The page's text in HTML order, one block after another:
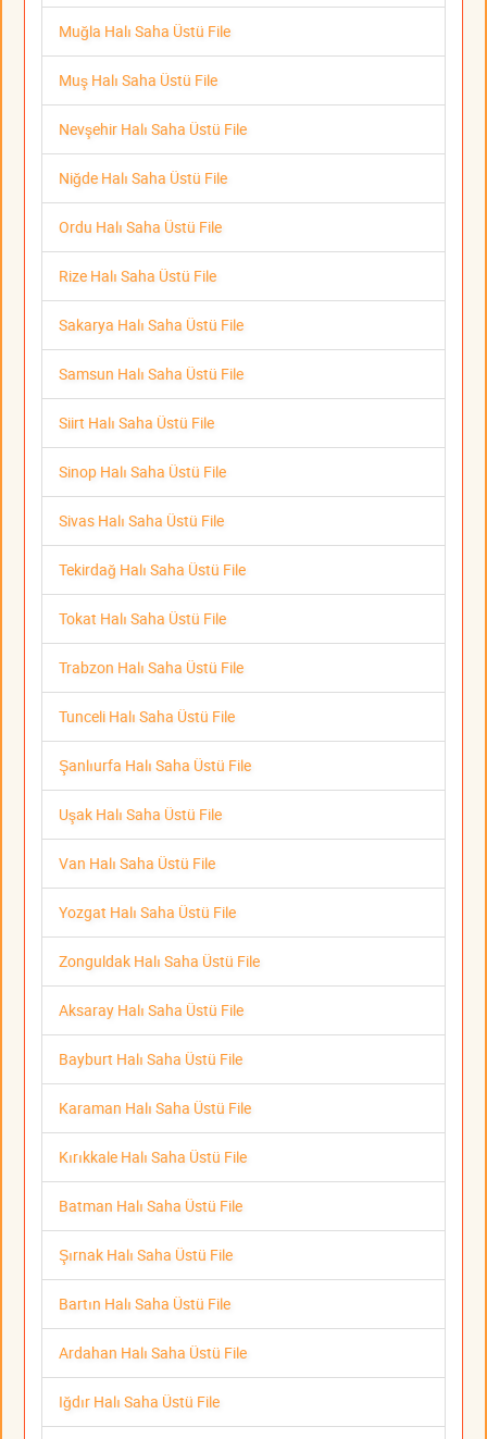
Muğla Halı Saha Üstü File
Muş Halı Saha Üstü File
Nevşehir Halı Saha Üstü File
Niğde Halı Saha Üstü File
Ordu Halı Saha Üstü File
Rize Halı Saha Üstü File
Sakarya Halı Saha Üstü File
Samsun Halı Saha Üstü File
Siirt Halı Saha Üstü File
Sinop Halı Saha Üstü File
Sivas Halı Saha Üstü File
Tekirdağ Halı Saha Üstü File
Tokat Halı Saha Üstü File
Trabzon Halı Saha Üstü File
Tunceli Halı Saha Üstü File
Şanlıurfa Halı Saha Üstü File
Uşak Halı Saha Üstü File
Van Halı Saha Üstü File
Yozgat Halı Saha Üstü File
Zonguldak Halı Saha Üstü File
Aksaray Halı Saha Üstü File
Bayburt Halı Saha Üstü File
Karaman Halı Saha Üstü File
Kırıkkale Halı Saha Üstü File
Batman Halı Saha Üstü File
Şırnak Halı Saha Üstü File
Bartın Halı Saha Üstü File
Ardahan Halı Saha Üstü File
Iğdır Halı Saha Üstü File